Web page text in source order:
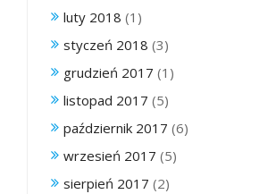
luty 2018 (1)
styczeń 2018 (3)
grudzień 2017 (1)
listopad 2017 (5)
październik 2017 (6)
wrzesień 2017 (5)
sierpień 2017 (2)